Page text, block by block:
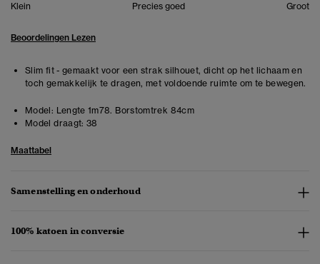
Klein Precies goed Groot
Beoordelingen Lezen
Slim fit - gemaakt voor een strak silhouet, dicht op het lichaam en
toch gemakkelijk te dragen, met voldoende ruimte om te bewegen.
Model: Lengte 1m78. Borstomtrek 84cm
Model draagt: 38
Maattabel
Samenstelling en onderhoud
100% katoen in conversie